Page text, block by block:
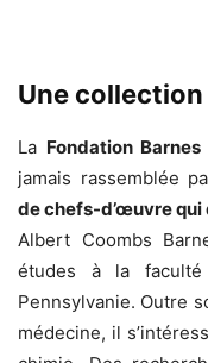
Une
La Fondation Barnes
jamais rassemblée
de chefs-d’œuvre qui
Albert Coombs
études à la faculté
Pennsylvanie. Outre
médecine, il